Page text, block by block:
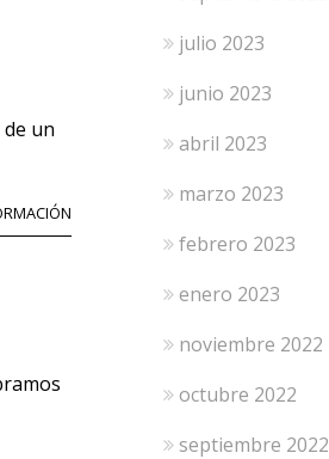
un
julio 2023
junio 2023
abril 2023
marzo 2023
febrero 2023
enero 2023
noviembre 2022
octubre 2022
septiembre 2022